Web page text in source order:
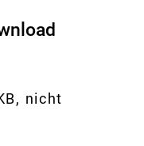
nicht